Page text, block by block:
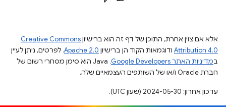
אלא אם צוין אחרת, התוכן של דף זה הוא ברישיוןCreative Commons
Attribution 4.0 ודוגמאות הקוד הן ברישיון Apache 2.0. לפרטים, ניתן לעיין
במדיניות האתר Google Developers‏
.‏ Java הוא סימן מסחרי רשום של
חברת Oracle ו/או של השותפים העצמאיים שלה.
עדכון אחרון: 2024-05-30 (שעון UTC).